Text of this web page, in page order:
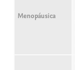
Menopáusica